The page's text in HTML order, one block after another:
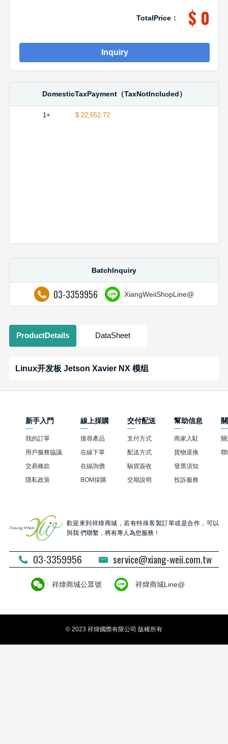
TotalPrice： $ 0
Inquiry
DomesticTaxPayment（TaxNotIncluded）
1+ $ 22,651.72
BatchInquiry
03-3359956 XiangWeiiShopLine@
ProductDetails DataSheet
Linux开发板 Jetson Xavier NX 模组
新手入門
我的訂單
用戶服務協議
交易條款
隱私政策
線上採購
搜尋產品
在線下單
在線詢價
BOM採購
交付配送
支付方式
配送方式
驗貨簽收
交期說明
幫助信息
商家入駐
貨物退換
發票須知
投訴服務
歡迎來到祥煒商城，若有特殊客製訂單或是合作，可以
與我 們聯繫，將有專人為您服務！
03-3359956 service@xiang-weii.com.tw
祥煒商城公眾號 祥煒商城Line@
© 2023 祥煒國際有限公司 版權所有